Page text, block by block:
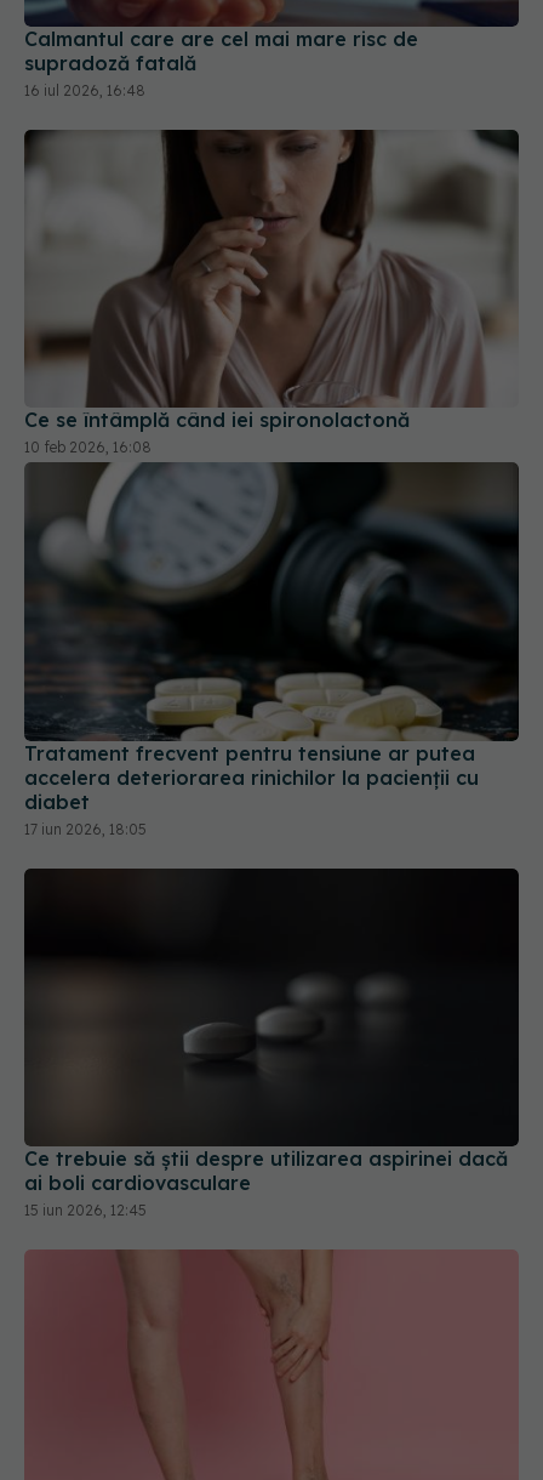
supradoză fatală
16 iul 2026, 16:48
Ce se întâmplă când iei spironolactonă
10 feb 2026, 16:08
Tratament frecvent pentru tensiune ar putea
accelera deteriorarea rinichilor la pacienții cu
diabet
17 iun 2026, 18:05
ai boli cardiovasculare
15 iun 2026, 12:45